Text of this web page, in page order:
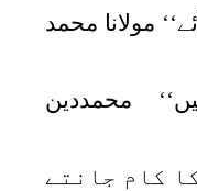
مولانا محمد
محمددین
کام جانتے